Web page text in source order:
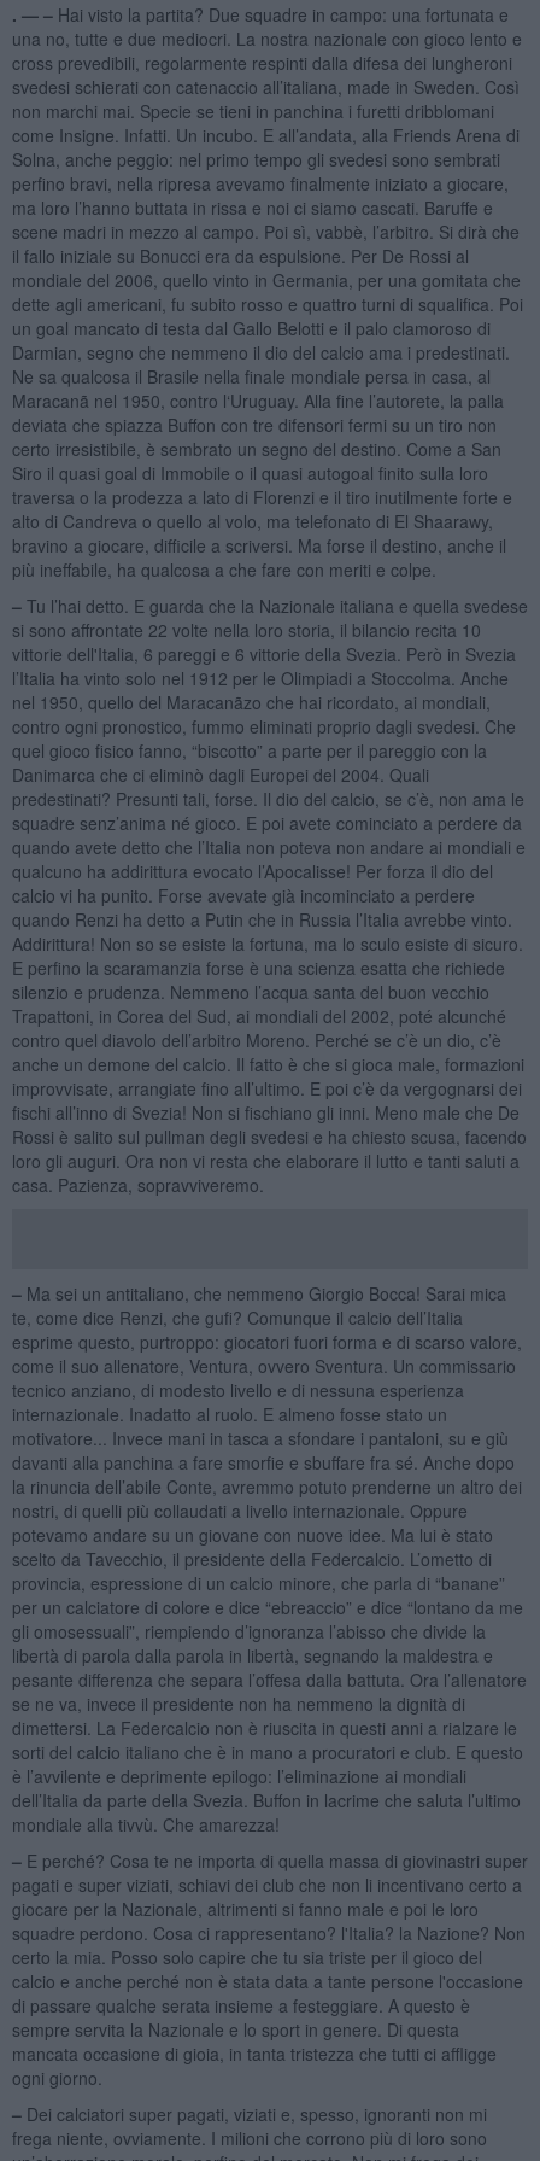
. — –Hai visto la partita? Due squadre in campo: una fortunata e
una no, tutte e due mediocri. La nostra nazionale con gioco lento e
cross prevedibili, regolarmente respinti dalla difesa dei lungheroni
svedesi schierati con catenaccio all’italiana, made in Sweden. Così
non marchi mai. Specie se tieni in panchina i furetti dribblomani
come Insigne. Infatti. Un incubo. E all’andata, alla Friends Arena di
Solna, anche peggio: nel primo tempo gli svedesi sono sembrati
perfino bravi, nella ripresa avevamo finalmente iniziato a giocare,
ma loro l’hanno buttata in rissa e noi ci siamo cascati. Baruffe e
scene madri in mezzo al campo. Poi sì, vabbè, l’arbitro. Si dirà che
il fallo iniziale su Bonucci era da espulsione. Per De Rossi al
mondiale del 2006, quello vinto in Germania, per una gomitata che
dette agli americani, fu subito rosso e quattro turni di squalifica. Poi
un goal mancato di testa dal Gallo Belotti e il palo clamoroso di
Darmian, segno che nemmeno il dio del calcio ama i predestinati.
Ne sa qualcosa il Brasile nella finale mondiale persa in casa, al
Maracanã nel 1950, contro l‘Uruguay. Alla fine l’autorete, la palla
deviata che spiazza Buffon con tre difensori fermi su un tiro non
certo irresistibile, è sembrato un segno del destino. Come a San
Siro il quasi goal di Immobile o il quasi autogoal finito sulla loro
traversa o la prodezza a lato di Florenzi e il tiro inutilmente forte e
alto di Candreva o quello al volo, ma telefonato di El Shaarawy,
bravino a giocare, difficile a scriversi. Ma forse il destino, anche il
più ineffabile, ha qualcosa a che fare con meriti e colpe.
–Tu l’hai detto. E guarda che la Nazionale italiana e quella svedese
si sono affrontate 22 volte nella loro storia, il bilancio recita 10
vittorie dell'Italia, 6 pareggi e 6 vittorie della Svezia. Però in Svezia
l’Italia ha vinto solo nel 1912 per le Olimpiadi a Stoccolma. Anche
nel 1950, quello del Maracanãzo che hai ricordato, ai mondiali,
contro ogni pronostico, fummo eliminati proprio dagli svedesi. Che
quel gioco fisico fanno, “biscotto” a parte per il pareggio con la
Danimarca che ci eliminò dagli Europei del 2004. Quali
predestinati? Presunti tali, forse. Il dio del calcio, se c’è, non ama le
squadre senz’anima né gioco. E poi avete cominciato a perdere da
quando avete detto che l’Italia non poteva non andare ai mondiali e
qualcuno ha addirittura evocato l’Apocalisse! Per forza il dio del
calcio vi ha punito. Forse avevate già incominciato a perdere
quando Renzi ha detto a Putin che in Russia l’Italia avrebbe vinto.
Addirittura! Non so se esiste la fortuna, ma lo sculo esiste di sicuro.
E perfino la scaramanzia forse è una scienza esatta che richiede
silenzio e prudenza. Nemmeno l’acqua santa del buon vecchio
Trapattoni, in Corea del Sud, ai mondiali del 2002, poté alcunché
contro quel diavolo dell’arbitro Moreno. Perché se c’è un dio, c’è
anche un demone del calcio. Il fatto è che si gioca male, formazioni
improvvisate, arrangiate fino all’ultimo. E poi c’è da vergognarsi dei
fischi all’inno di Svezia! Non si fischiano gli inni. Meno male che De
Rossi è salito sul pullman degli svedesi e ha chiesto scusa, facendo
loro gli auguri. Ora non vi resta che elaborare il lutto e tanti saluti a
casa. Pazienza, sopravviveremo.
–Ma sei un antitaliano, che nemmeno Giorgio Bocca! Sarai mica
te, come dice Renzi, che gufi? Comunque il calcio dell’Italia
esprime questo, purtroppo: giocatori fuori forma e di scarso valore,
come il suo allenatore, Ventura, ovvero Sventura. Un commissario
tecnico anziano, di modesto livello e di nessuna esperienza
internazionale. Inadatto al ruolo. E almeno fosse stato un
motivatore... Invece mani in tasca a sfondare i pantaloni, su e giù
davanti alla panchina a fare smorfie e sbuffare fra sé. Anche dopo
la rinuncia dell’abile Conte, avremmo potuto prenderne un altro dei
nostri, di quelli più collaudati a livello internazionale. Oppure
potevamo andare su un giovane con nuove idee. Ma lui è stato
scelto da Tavecchio, il presidente della Federcalcio. L’ometto di
provincia, espressione di un calcio minore, che parla di “banane”
per un calciatore di colore e dice “ebreaccio” e dice “lontano da me
gli omosessuali”, riempiendo d’ignoranza l’abisso che divide la
libertà di parola dalla parola in libertà, segnando la maldestra e
pesante differenza che separa l’offesa dalla battuta. Ora l’allenatore
se ne va, invece il presidente non ha nemmeno la dignità di
dimettersi. La Federcalcio non è riuscita in questi anni a rialzare le
sorti del calcio italiano che è in mano a procuratori e club. E questo
è l’avvilente e deprimente epilogo: l’eliminazione ai mondiali
dell’Italia da parte della Svezia. Buffon in lacrime che saluta l’ultimo
mondiale alla tivvù. Che amarezza!
–E perché? Cosa te ne importa di quella massa di giovinastri super
pagati e super viziati, schiavi dei club che non li incentivano certo a
giocare per la Nazionale, altrimenti si fanno male e poi le loro
squadre perdono. Cosa ci rappresentano? l'Italia? la Nazione? Non
certo la mia. Posso solo capire che tu sia triste per il gioco del
calcio e anche perché non è stata data a tante persone l'occasione
di passare qualche serata insieme a festeggiare. A questo è
sempre servita la Nazionale e lo sport in genere. Di questa
mancata occasione di gioia, in tanta tristezza che tutti ci affligge
ogni giorno.
–Dei calciatori super pagati, viziati e, spesso, ignoranti non mi
frega niente, ovviamente. I milioni che corrono più di loro sono